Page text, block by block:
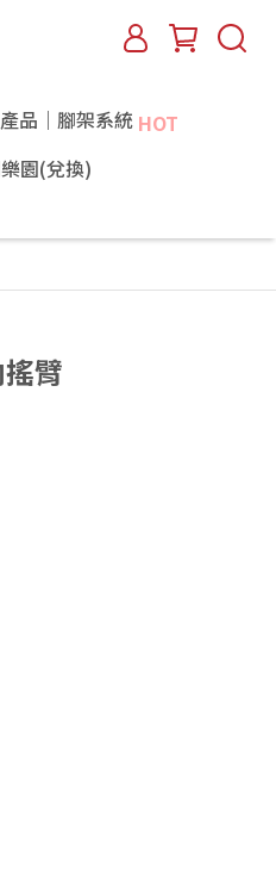
產品｜腳架系統HOT
園(兌換)
臂